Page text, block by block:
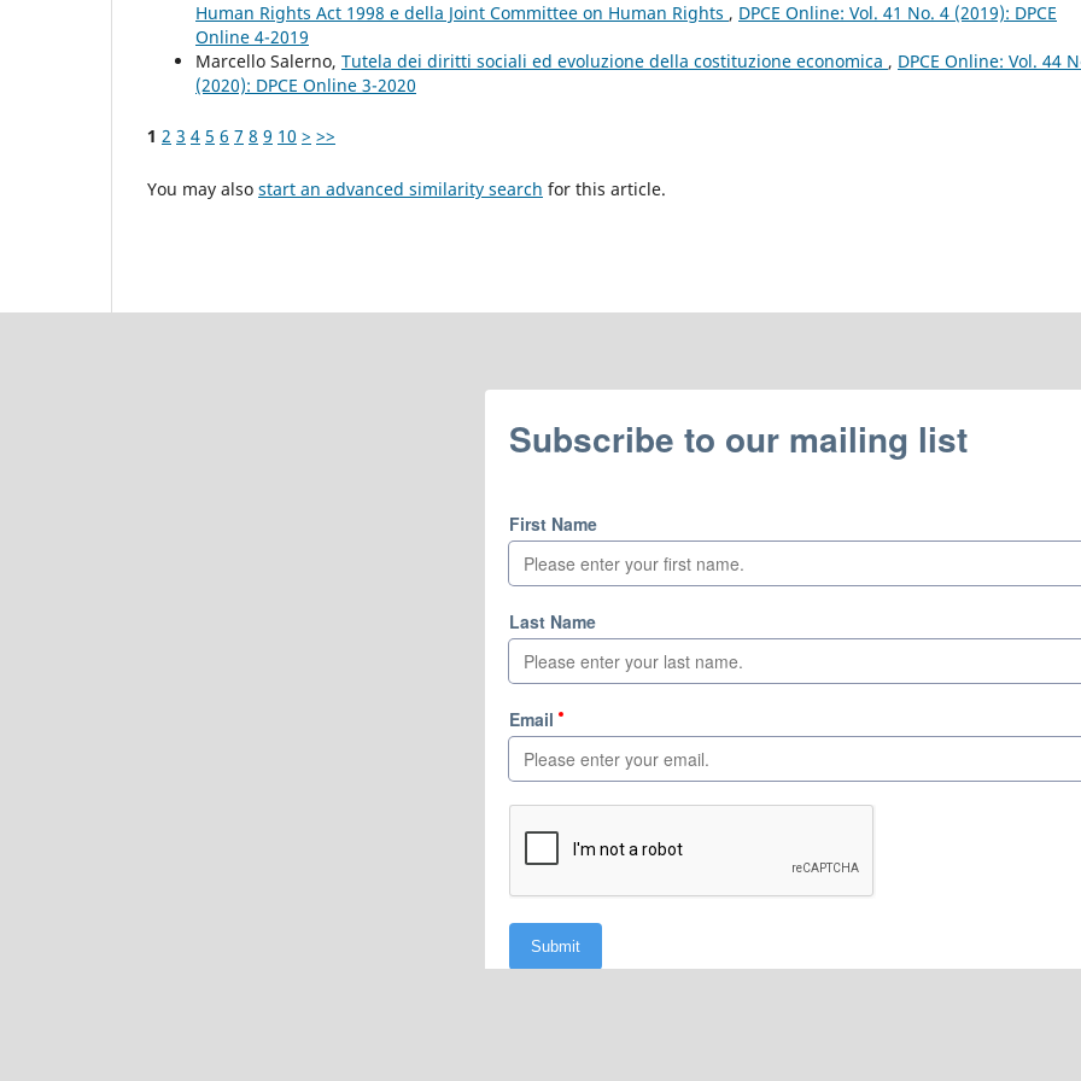
Human Rights Act 1998 e della Joint Committee on Human Rights , DPCE Online: Vol. 41 No. 4 (2019): DPCE
Online 4-2019
Marcello Salerno, Tutela dei diritti sociali ed evoluzione della costituzione economica , DPCE Online: Vol. 44
(2020): DPCE Online 3-2020
1 2 3 4 5 6 7 8 9 10 > >>
You may also start an advanced similarity search for this article.